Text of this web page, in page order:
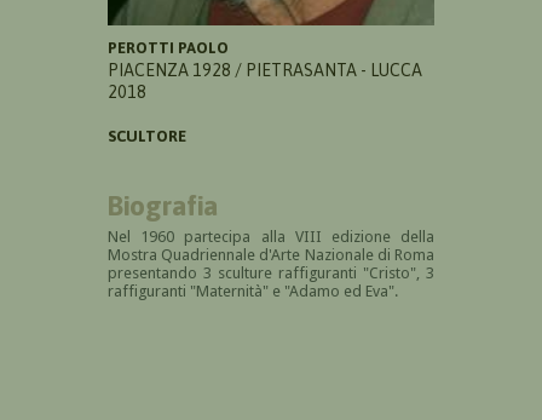
PEROTTI PAOLO
PIACENZA 1928 / PIETRASANTA - LUCCA
2018
SCULTORE
Biografia
Nel 1960 partecipa alla VIII edizione della
Mostra Quadriennale d'Arte Nazionale di Roma
presentando 3 sculture raffiguranti "Cristo", 3
raffiguranti "Maternità" e "Adamo ed Eva".